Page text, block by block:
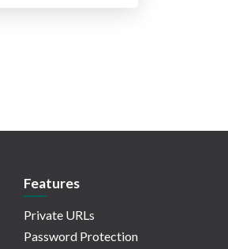
Features
Private URLs
Password Protection